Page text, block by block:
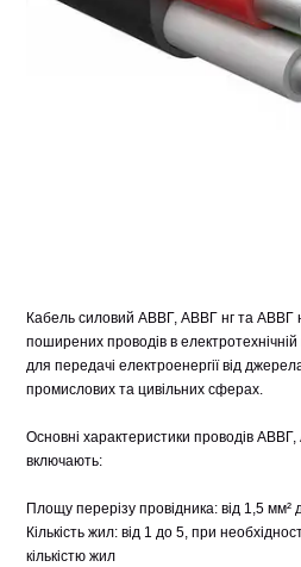
Кабель силовий АВВГ, АВВГ нг та АВВГ
поширених проводів в
для передачі електроенергії від
промислових та цивільних сферах.
Основні характеристики проводів
включають:
Площу перерізу провідника: від 1,5 мм²
Кількість жил: від 1 до 5, при
кількістю жил